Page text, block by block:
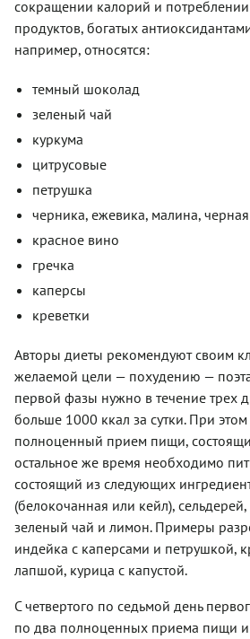
сокращении калорий и потреблении
продуктов, богатых
например, относятся:
темный шоколад
зеленый чай
куркума
цитрусовые
петрушка
черника, ежевика, малина,
красное вино
гречка
каперсы
креветки
Авторы диеты рекомендуют своим
желаемой цели — похудению —
первой фазы нужно в течение трех
больше 1000 ккал за сутки. При
полноценный прием пищи,
остальное же время необходимо
состоящий из следующих
(белокочанная или кейл),
зеленый чай и лимон. Примеры
индейка с каперсами и петрушкой,
лапшой, курица с капустой.
С четвертого по седьмой день
по два полноценных приема пищи и